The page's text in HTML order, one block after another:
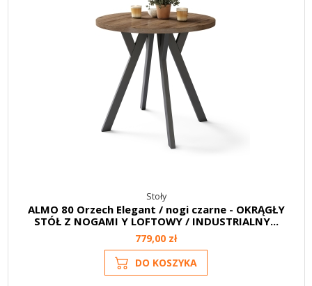
Stoły
ALMO 80 Orzech Elegant / nogi czarne - OKRĄGŁY
STÓŁ Z NOGAMI Y LOFTOWY / INDUSTRIALNY...
779,00 zł
DO KOSZYKA